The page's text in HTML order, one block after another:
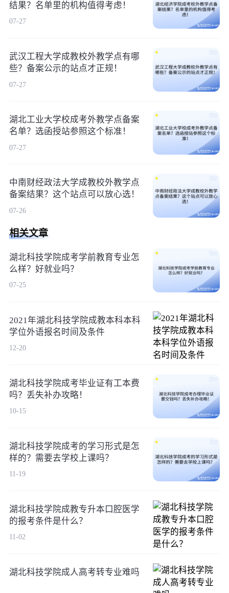
结果？名单里的机构值得考虑！
07-27
武汉工程大学成教校外教学点有哪
些？备案公示的站点才正规！
07-27
湖北工业大学校成考外教学点备案
名单？选函授站参照这个标准！
07-27
中南财经政法大学成教校外教学点
备案结果？这个站点可以放心选！
07-26
相关文章
湖北科技学院成考学前教育专业怎
么样？好就业吗？
07-25
2021年湖北科技学院成教本科本科
学位外语报名时间及条件
12-20
湖北科技学院成考毕业证有工本费
吗？丢失补办攻略！
10-15
湖北科技学院成考的学习形式是怎
样的？需要去学校上课吗？
11-19
湖北科技学院成教专升本口腔医学
的报考条件是什么？
11-02
湖北科技学院成人高考转专业难吗